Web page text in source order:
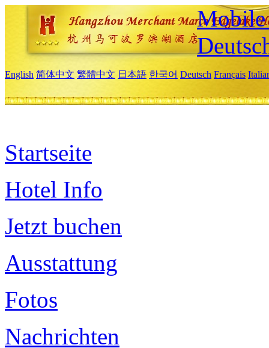
Mobile
English 简体中文 繁體中文 日本語 한국어 Deutsch Français
Startseite
Hotel Info
Jetzt buchen
Ausstattung
Fotos
Nachrichten